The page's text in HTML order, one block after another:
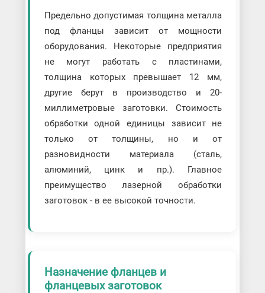
Предельно допустимая толщина металла
под фланцы зависит от мощности
оборудования. Некоторые предприятия
не могут работать с пластинами,
толщина которых превышает 12 мм,
другие берут в производство и 20-
миллиметровые заготовки. Стоимость
обработки одной единицы зависит не
только от толщины, но и от
разновидности материала (сталь,
алюминий, цинк и пр.). Главное
преимущество лазерной обработки
заготовок - в ее высокой точности.
Назначение фланцев и
фланцевых заготовок